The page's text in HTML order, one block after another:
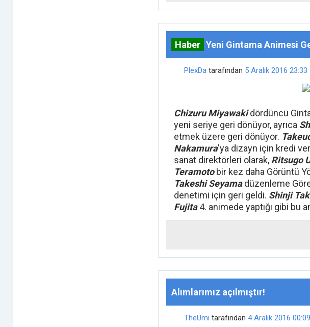
Haber Yeni Gintama Animesi
PlexDa tarafından 5 Aralık 2016 23:33
Chizuru Miyawaki dördüncü
yeni seriye geri dönüyor, ayrıca
etmek üzere geri dönüyor.
Nakamura'ya dizayn için kredi
sanat direktörleri olarak, Ritsugo
Teramotobir kez daha Görüntü
Takeshi Seyamadüzenleme
denetimi için geri geldi. Shinji
Fujita4. animede yaptığı gibi bu
Alımlarımız açılmıştır!
TheUmi tarafından 4 Aralık 2016 00:09